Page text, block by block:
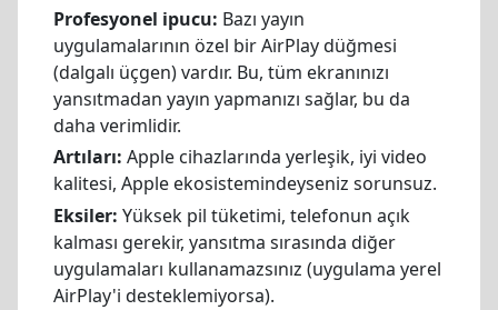
Profesyonel ipucu: Bazı yayın
uygulamalarının özel bir AirPlay düğmesi
(dalgalı üçgen) vardır. Bu, tüm ekranınızı
yansıtmadan yayın yapmanızı sağlar, bu da
daha verimlidir.
Artıları: Apple cihazlarında yerleşik, iyi video
kalitesi, Apple ekosistemindeyseniz sorunsuz.
Eksiler: Yüksek pil tüketimi, telefonun açık
kalması gerekir, yansıtma sırasında diğer
uygulamaları kullanamazsınız (uygulama yerel
AirPlay'i desteklemiyorsa).